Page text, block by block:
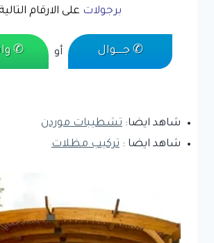
برجولات على الارقام
✆ جـــــوال أو ✆
شاهد ايضا: تشطيبات موردن
شاهد ايضا : تركيب مظلات